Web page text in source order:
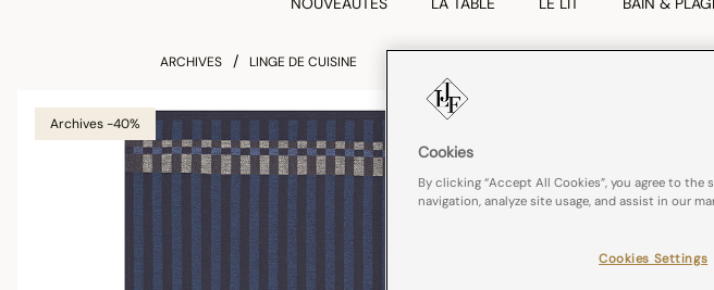
ARCHIVES LINGE DE CUISINE
Archives -40%
Cookies
By clicking “Accept All Cookies”, you agree to
navigation, analyze site usage, and assist in our
Cookies Settings